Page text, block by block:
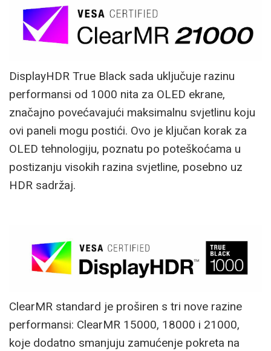
DisplayHDR True Black sada uključuje razinu
performansi od 1000 nita za OLED ekrane,
značajno povećavajući maksimalnu svjetlinu koju
ovi paneli mogu postići. Ovo je ključan korak za
OLED tehnologiju, poznatu po poteškoćama u
postizanju visokih razina svjetline, posebno uz
HDR sadržaj.
ClearMR standard je proširen s tri nove razine
performansi: ClearMR 15000, 18000 i 21000,
koje dodatno smanjuju zamućenje pokreta na